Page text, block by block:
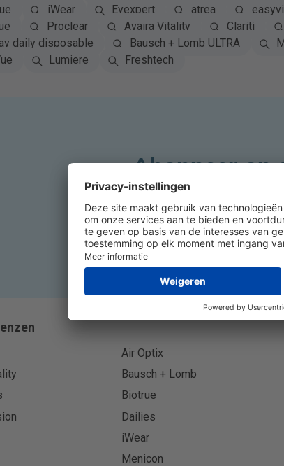
iWear Eyexpert atrea
Proclear Avaira Vitality Clariti
daily disposable
Bausch + Lomb ULTRA
Lumiere Freshtech
Abonneer op
Air Optix
Bausch + Lomb
Biotrue
Dailies
iWear
Menicon